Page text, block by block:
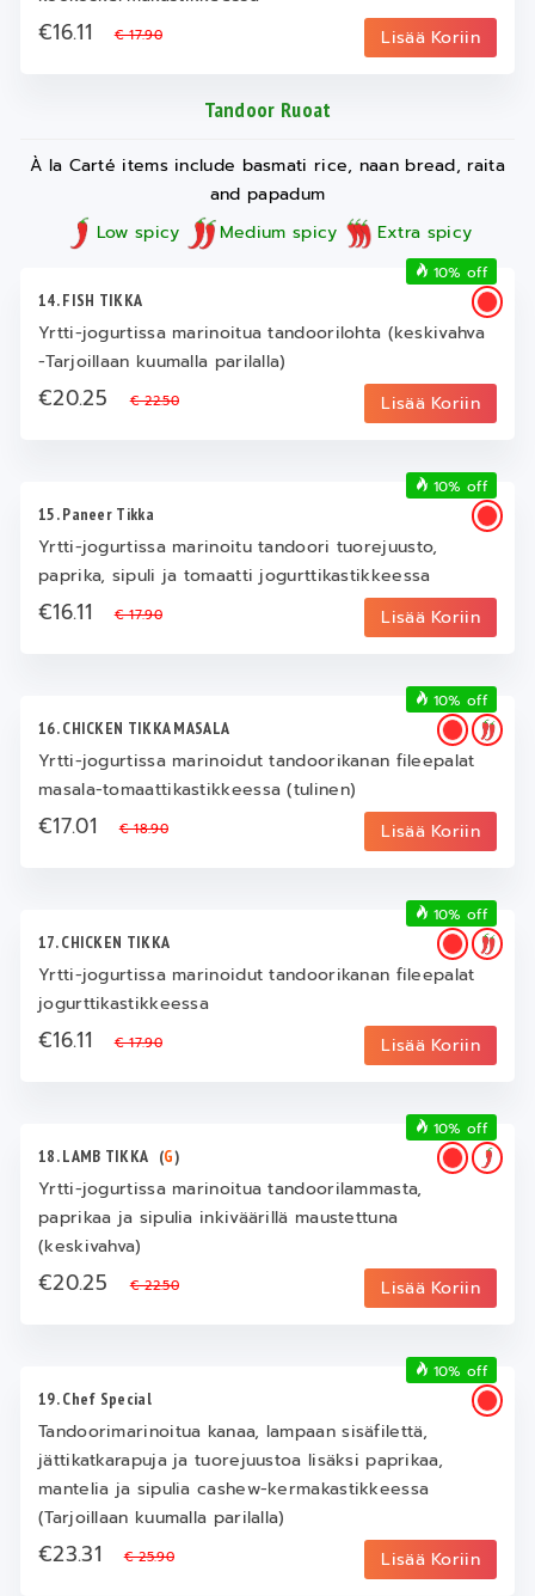
€16.11€ 17.90 Lisää Koriin
Tandoor Ruoat
À la Carté items include basmati rice, naan bread, raita
and papadum
Low spicy
Medium spicy Extra spicy
14. FISH TIKKA
Yrtti-jogurtissa marinoitua tandoorilohta (keskivahva
-Tarjoillaan kuumalla parilalla)
€20.25€ 22.50 Lisää Koriin
10% off
15. Paneer Tikka
Yrtti-jogurtissa marinoitu tandoori tuorejuusto,
paprika, sipuli ja tomaatti jogurttikastikkeessa
€16.11€ 17.90 Lisää Koriin
10% off
16. CHICKEN TIKKA MASALA
Yrtti-jogurtissa marinoidut tandoorikanan fileepalat
masala-tomaattikastikkeessa (tulinen)
€17.01€ 18.90 Lisää Koriin
10% off
17. CHICKEN TIKKA
Yrtti-jogurtissa marinoidut tandoorikanan fileepalat
jogurttikastikkeessa
€16.11€ 17.90 Lisää Koriin
10% off
18. LAMB TIKKA (G)
Yrtti-jogurtissa marinoitua tandoorilammasta,
paprikaa ja sipulia inkiväärillä maustettuna
(keskivahva)
€20.25€ 22.50 Lisää Koriin
10% off
19. Chef Special
Tandoorimarinoitua kanaa, lampaan sisäfilettä,
jättikatkarapuja ja tuorejuustoa lisäksi paprikaa,
mantelia ja sipulia cashew-kermakastikkeessa
(Tarjoillaan kuumalla parilalla)
€23.31€ 25.90 Lisää Koriin
10% off